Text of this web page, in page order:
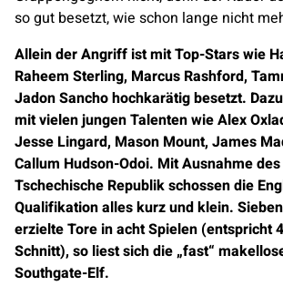
so gut besetzt, wie schon lange nicht
Allein der Angriff ist mit Top-Stars wie
Raheem Sterling, Marcus Rashford,
Jadon Sancho hochkarätig besetzt.
mit vielen jungen Talenten wie Alex
Jesse Lingard, Mason Mount, James
Callum Hudson-Odoi. Mit Ausnahme
Tschechische Republik schossen die
Qualifikation alles kurz und klein.
erzielte Tore in acht Spielen (entspricht
Schnitt), so liest sich die „fast“
Southgate-Elf.